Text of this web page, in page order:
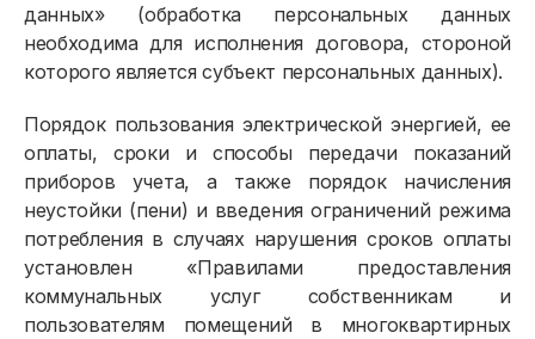
данных» (обработка персональных данных
необходима для исполнения договора, стороной
которого является субъект персональных данных).
Порядок пользования электрической энергией, ее
оплаты, сроки и способы передачи показаний
приборов учета, а также порядок начисления
неустойки (пени) и введения ограничений режима
потребления в случаях нарушения сроков оплаты
установлен «Правилами предоставления
коммунальных услуг собственникам и
пользователям помещений в многоквартирных